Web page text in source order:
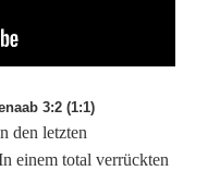
3:2 (1:1)
den letzten
einem total verrückten